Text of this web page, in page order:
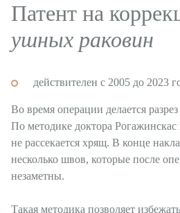
Патент на
ушных раковин
действителен с 2005 до 2023
Во время операции делается
По методике доктора Рогажинскас
не рассекается хрящ. В конце
несколько швов, которые после
незаметны. ⠀
Такая методика позволяет